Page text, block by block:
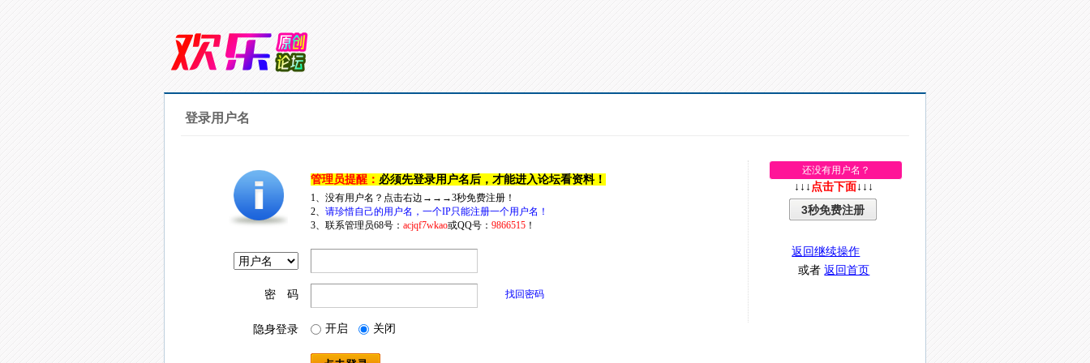
登录用户名
管理员提醒： 必须先登录用户名后，才能进入论坛看资料！
1、没有用户名？点击右边→→→3秒免费注册！
2、 请珍惜自己的用户名，一个IP只能注册一个用户名！
3、联系管理员68号： acjqf7wkao或QQ号： 9866515！
密 码 找回密码
隐身登录 开启 关闭
还没有用户名？
↓↓↓ 点击下面 ↓↓↓
3秒免费注册
返回继续操作
或者返回首页